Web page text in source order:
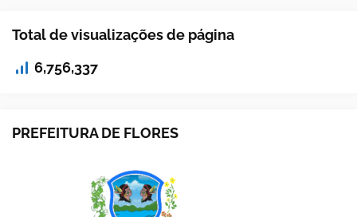
Total de visualizações de página
6,756,337
PREFEITURA DE FLORES